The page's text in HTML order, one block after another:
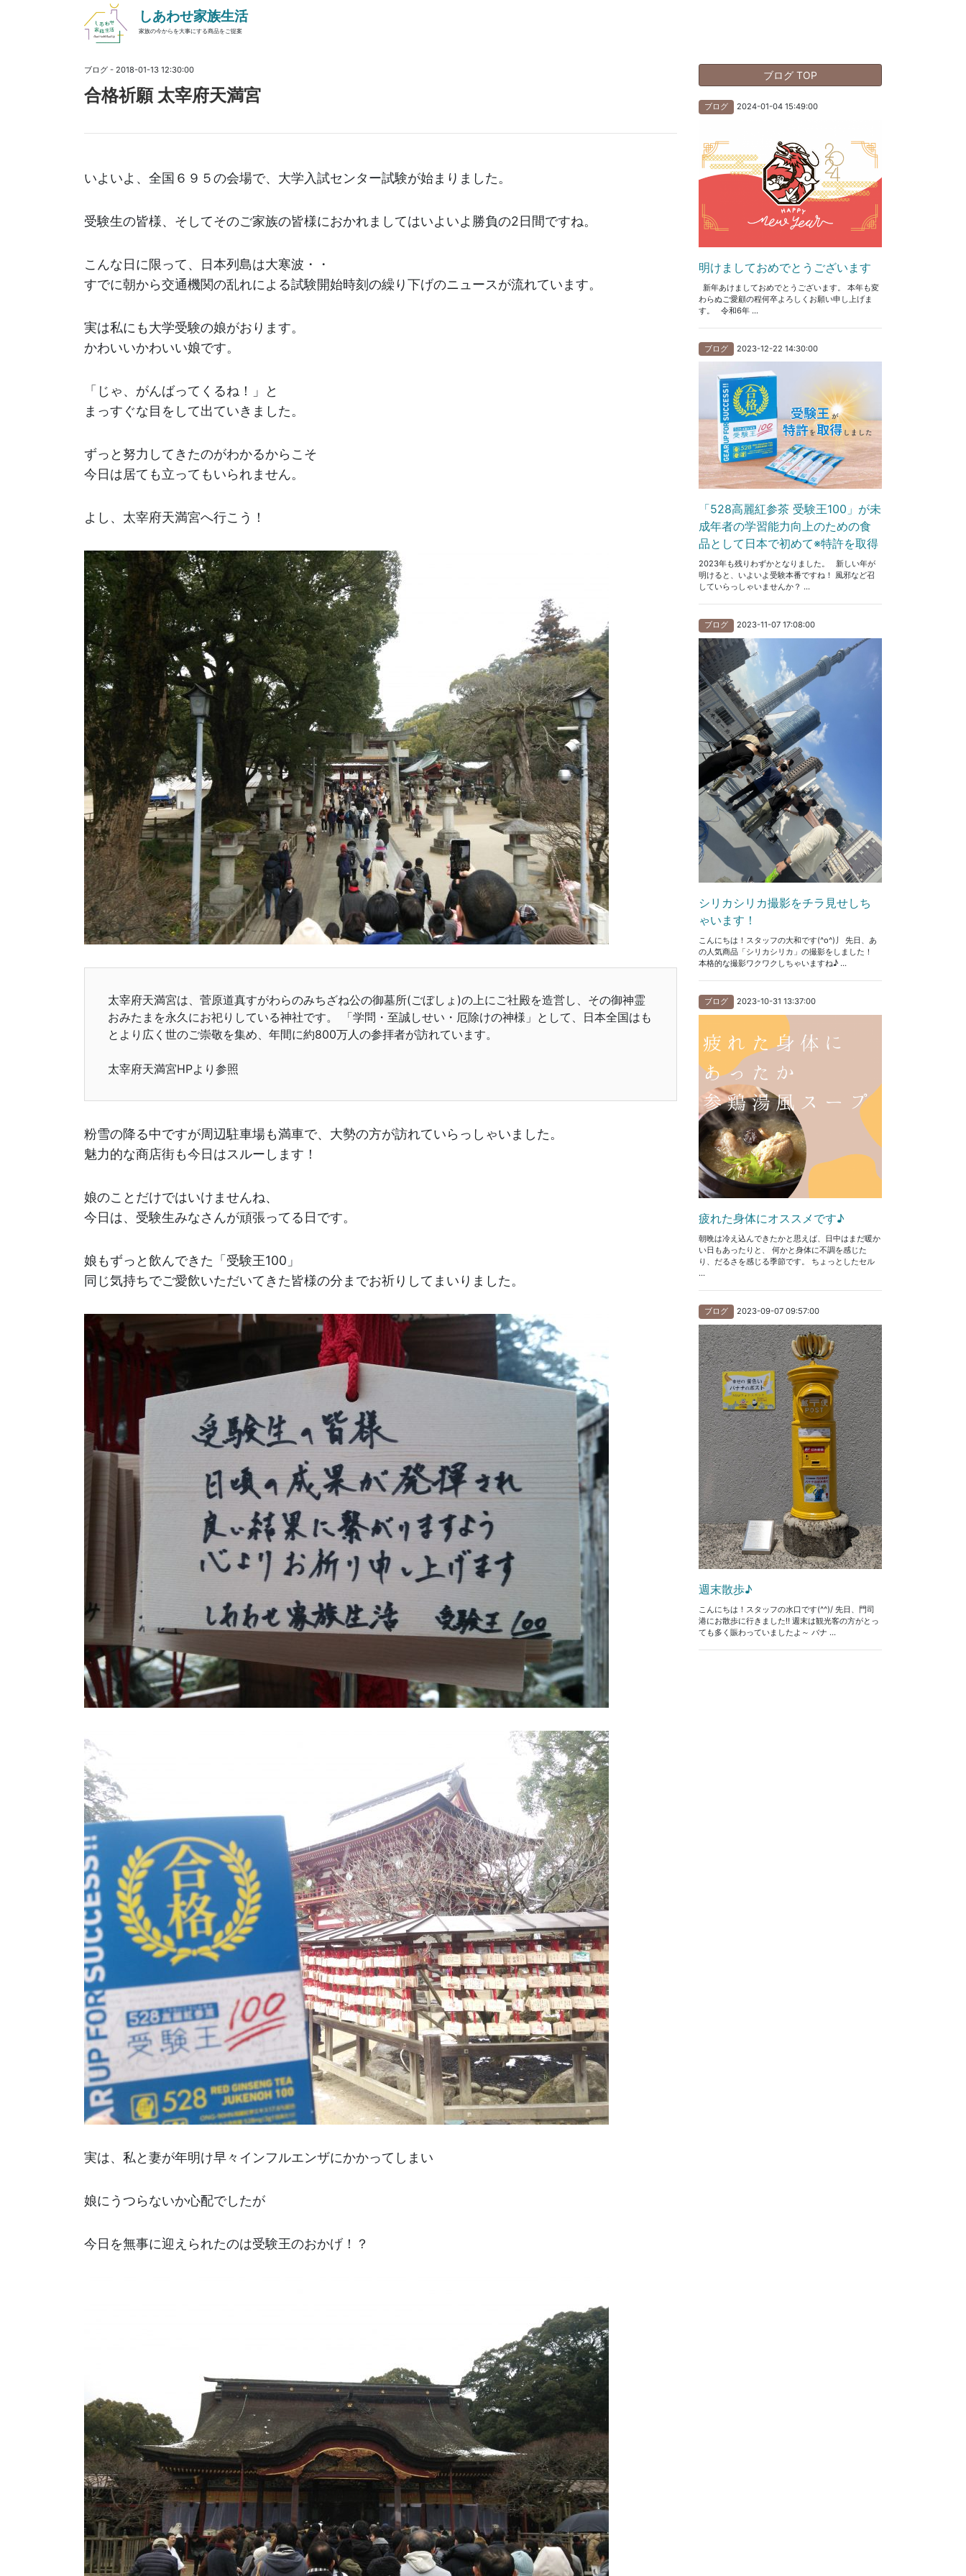
しあわせ家族生活
家族の今からを大事にする商品をご提案
ブログ - 2018-01-13 12:30:00
合格祈願 太宰府天満宮
いよいよ、全国６９５の会場で、大学入試センター試験が始まりました。
受験生の皆様、そしてそのご家族の皆様におかれましてはいよいよ勝負の2日間ですね。
こんな日に限って、日本列島は大寒波・・
すでに朝から交通機関の乱れによる試験開始時刻の繰り下げのニュースが流れています。
実は私にも大学受験の娘がおります。
かわいいかわいい娘です。
「じゃ、がんばってくるね！」と
まっすぐな目をして出ていきました。
ずっと努力してきたのがわかるからこそ
今日は居ても立ってもいられません。
よし、太宰府天満宮へ行こう！
太宰府天満宮は、菅原道真すがわらのみちざね公の御墓所(ごぼしょ)の上にご社殿を造営し、その御神霊
おみたまを永久にお祀りしている神社です。 「学問・至誠しせい・厄除けの神様」として、日本全国はも
とより広く世のご崇敬を集め、年間に約800万人の参拝者が訪れています。
太宰府天満宮HPより参照
粉雪の降る中ですが周辺駐車場も満車で、大勢の方が訪れていらっしゃいました。
魅力的な商店街も今日はスルーします！
娘のことだけではいけませんね、
今日は、受験生みなさんが頑張ってる日です。
娘もずっと飲んできた「受験王100」
同じ気持ちでご愛飲いただいてきた皆様の分までお祈りしてまいりました。
実は、私と妻が年明け早々インフルエンザにかかってしまい
娘にうつらないか心配でしたが
今日を無事に迎えられたのは受験王のおかげ！？
ブログ TOP
ブログ 2024-01-04 15:49:00
明けましておめでとうございます
新年あけましておめでとうございます。 本年も変
わらぬご愛顧の程何卒よろしくお願い申し上げま
す。 令和6年 ...
ブログ 2023-12-22 14:30:00
「528高麗紅参茶 受験王100」が未
成年者の学習能力向上のための食
品として日本で初めて※特許を取得
2023年も残りわずかとなりました。 新しい年が
明けると、いよいよ受験本番ですね！ 風邪など召
していらっしゃいませんか？ ...
ブログ 2023-11-07 17:08:00
シリカシリカ撮影をチラ見せしち
ゃいます！
こんにちは！スタッフの大和です(^o^)丿 先日、あ
の人気商品「シリカシリカ」の撮影をしました！
本格的な撮影ワクワクしちゃいますね♪ ...
ブログ 2023-10-31 13:37:00
疲れた身体にオススメです♪
朝晩は冷え込んできたかと思えば、日中はまだ暖か
い日もあったりと、 何かと身体に不調を感じた
り、だるさを感じる季節です。 ちょっとしたセル
...
ブログ 2023-09-07 09:57:00
週末散歩♪
こんにちは！スタッフの水口です(^^)/ 先日、門司
港にお散歩に行きました‼ 週末は観光客の方がとっ
ても多く賑わっていましたよ～ バナ ...